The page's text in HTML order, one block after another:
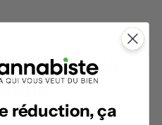
de la
réduction, ça